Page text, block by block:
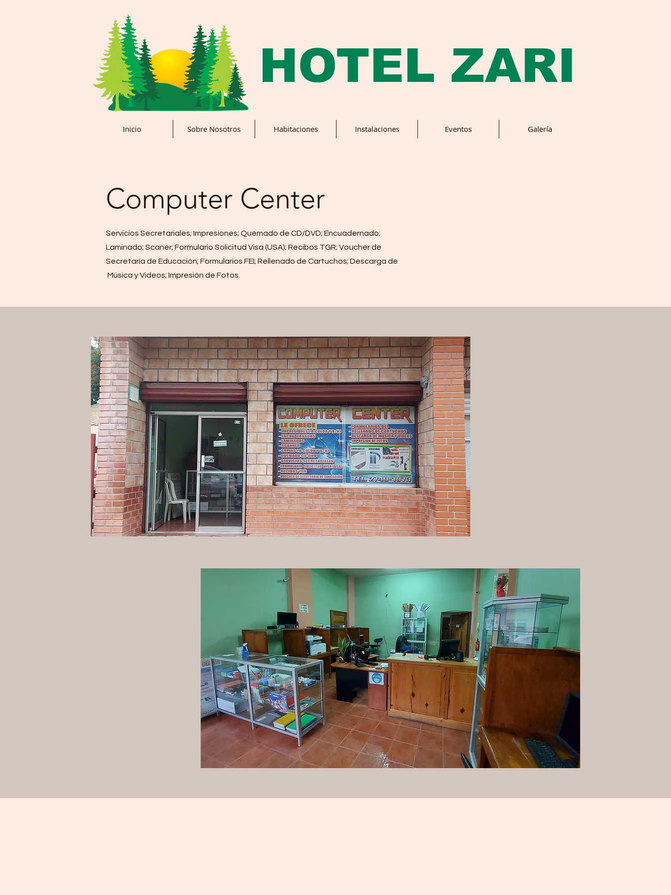
HOTEL ZARI
Inicio Sobre Nosotros Habitaciones Instalaciones Eventos Galería
Computer Center
Servicios Secretariales; Impresiones; Quemado de CD/DVD; Encuadernado;
Laminado; Scaner; Formulario Solicitud Visa (USA); Recibos TGR; Voucher de
Secretaría de Educación; Formularios FEI; Rellenado de Cartuchos; Descarga de
Música y Videos; Impresión de Fotos.